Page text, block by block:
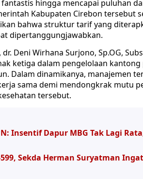
hingga mencapai puluhan
Kabupaten Cirebon tersebut
bahwa struktur tarif yang
dipertanggungjawabkan.
Deni Wirhana Surjono, Sp.OG,
ketiga dalam pengelolaan
Dalam dinamikanya, manajemen
sama demi mendongkrak mutu
tersebut.
Insentif Dapur MBG Tak Lagi
Sekda Herman Suryatman